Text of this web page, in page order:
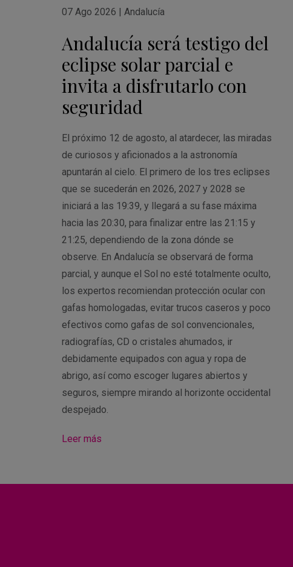
07 Ago 2026 Andalucía
Andalucía será testigo del
eclipse solar parcial e
invita a disfrutarlo con
seguridad
El próximo 12 de agosto, al atardecer, las miradas
de curiosos y aficionados a la astronomía
apuntarán al cielo. El primero de los tres eclipses
que se sucederán en 2026, 2027 y 2028 se
iniciará a las 19:39, y llegará a su fase máxima
hacia las 20:30, para finalizar entre las 21:15 y
21:25, dependiendo de la zona dónde se
observe. En Andalucía se observará de forma
parcial, y aunque el Sol no esté totalmente oculto,
los expertos recomiendan protección ocular con
gafas homologadas, evitar trucos caseros y poco
efectivos como gafas de sol convencionales,
radiografías, CD o cristales ahumados, ir
debidamente equipados con agua y ropa de
abrigo, así como escoger lugares abiertos y
seguros, siempre mirando al horizonte occidental
despejado.
Leer más